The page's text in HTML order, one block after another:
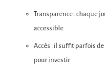
Transparence : chaque
accessible
Accès : il suffit parfois
pour investir